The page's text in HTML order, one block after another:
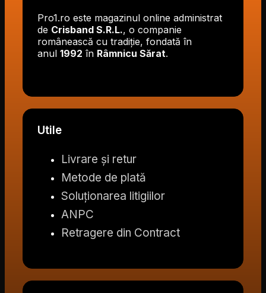
Pro1.ro este magazinul online administrat
de Crisband S.R.L., o companie
românească cu tradiție, fondată în
anul 1992 în Râmnicu Sărat.
Utile
Livrare și retur
Metode de plată
Soluționarea litigiilor
ANPC
Retragere din Contract